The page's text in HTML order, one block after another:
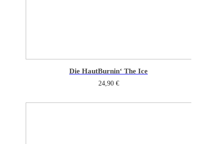
Die HautBurnin‘ The Ice
24,90 €